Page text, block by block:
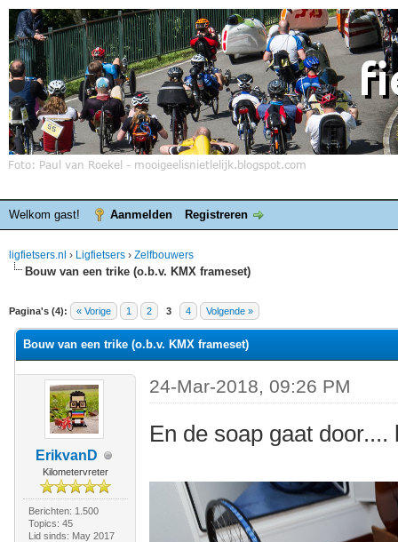
Welkom gast! Aanmelden Registreren
ligfietsers.nl › Ligfietsers › Zelfbouwers
Bouw van een trike (o.b.v. KMX frameset)
Pagina's (4): « Vorige 1 2 3 4 Volgende »
waardering is 0
Bouw van een trike (o.b.v. KMX frameset)
ErikvanD
Kilometervreter
Berichten: 1.500
Topics: 45
Lid sinds: May 2017
24-Mar-2018, 09:26 PM
En de soap gaat door....